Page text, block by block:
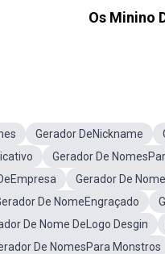
Os Minino
Gerador DeNickname
Gerador De
Gerador De
De NomeEngraçado
De Nome DeLogo Desgin
De NomesPara Monstros